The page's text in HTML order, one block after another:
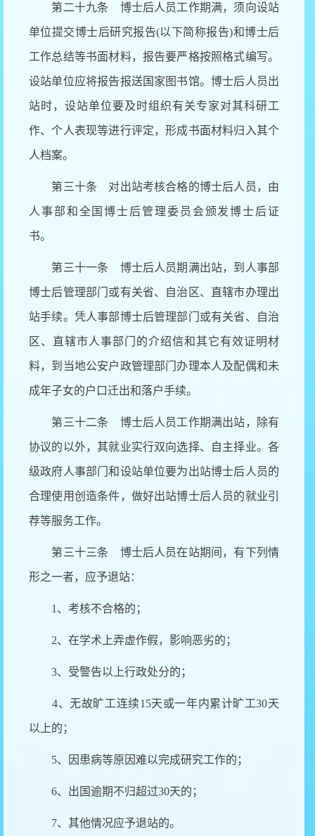
第二十九条 博士后人员工作期满，须向设站
单位提交博士后研究报告(以下简称报告)和博士后
工作总结等书面材料，报告要严格按照格式编写。
设站单位应将报告报送国家图书馆。博士后人员出
站时，设站单位要及时组织有关专家对其科研工
作、个人表现等进行评定，形成书面材料归入其个
人档案。
第三十条 对出站考核合格的博士后人员，由
人事部和全国博士后管理委员会颁发博士后证
书。
第三十一条 博士后人员期满出站，到人事部
博士后管理部门或有关省、自治区、直辖市办理出
站手续。凭人事部博士后管理部门或有关省、自治
区、直辖市人事部门的介绍信和其它有效证明材
料，到当地公安户政管理部门办理本人及配偶和未
成年子女的户口迁出和落户手续。
第三十二条 博士后人员工作期满出站，除有
协议的以外，其就业实行双向选择、自主择业。各
级政府人事部门和设站单位要为出站博士后人员的
合理使用创造条件，做好出站博士后人员的就业引
荐等服务工作。
第三十三条 博士后人员在站期间，有下列情
形之一者，应予退站：
1、考核不合格的；
2、在学术上弄虚作假，影响恶劣的；
3、受警告以上行政处分的；
4、无故旷工连续15天或一年内累计旷工30天
以上的；
5、因患病等原因难以完成研究工作的；
6、出国逾期不归超过30天的；
7、其他情况应予退站的。